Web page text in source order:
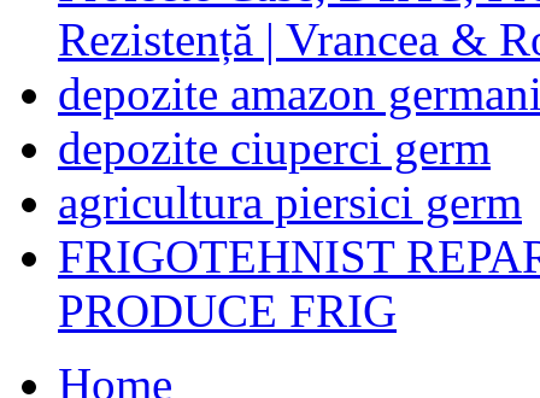
Rezistență | Vrancea &
depozite amazon
depozite ciuperci germ
agricultura piersici germ
FRIGOTEHNIST
PRODUCE FRIG
Home